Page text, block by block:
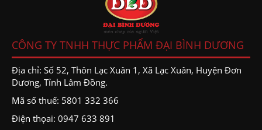
CÔNG TY TNHH THỰC PHẨM ĐẠI BÌNH DƯƠNG
Địa chỉ: Số 52, Thôn Lạc Xuân 1, Xã Lạc Xuân, Huyện Đơn
Dương, Tỉnh Lâm Đồng.
Mã số thuế: 5801 332 366
Điện thọai: 0947 633 891